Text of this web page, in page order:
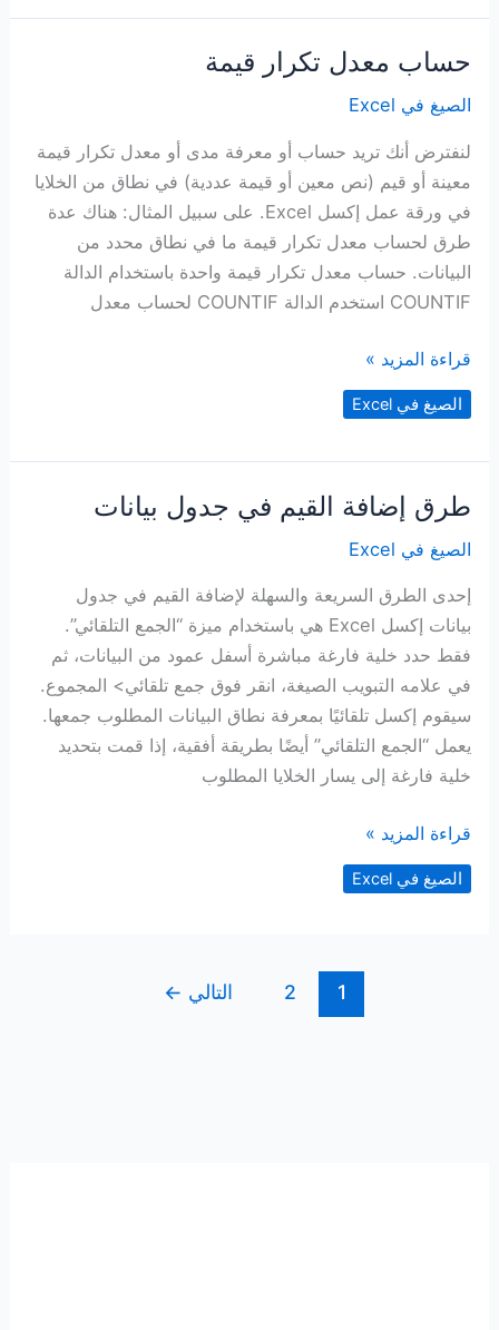
حساب معدل تكرار قيمة
الصيغ في Excel
لنفترض أنك تريد حساب أو معرفة مدى أو معدل تكرار قيمة
معينة أو قيم (نص معين أو قيمة عددية) في نطاق من الخلايا
في ورقة عمل إكسل Excel. على سبيل المثال: هناك عدة
طرق لحساب معدل تكرار قيمة ما في نطاق محدد من
البيانات. حساب معدل تكرار قيمة واحدة باستخدام الدالة
COUNTIF استخدم الدالة COUNTIF لحساب معدل
حساب
معدل
تكرار
قراءة المزيد »
الصيغ في Excel
طرق إضافة القيم في جدول بيانات
الصيغ في Excel
إحدى الطرق السريعة والسهلة لإضافة القيم في جدول
بيانات إكسل Excel هي باستخدام ميزة “الجمع التلقائي”.
فقط حدد خلية فارغة مباشرة أسفل عمود من البيانات، ثم
في علامه التبويب الصيغة، انقر فوق جمع تلقائي> المجموع.
سيقوم إكسل تلقائيًا بمعرفة نطاق البيانات المطلوب جمعها.
يعمل “الجمع التلقائي” أيضًا بطريقة أفقية، إذا قمت بتحديد
خلية فارغة إلى يسار الخلايا المطلوب
طرق
إضافة
القيم
قراءة المزيد »
الصيغ في Excel
1
2 التالي ←